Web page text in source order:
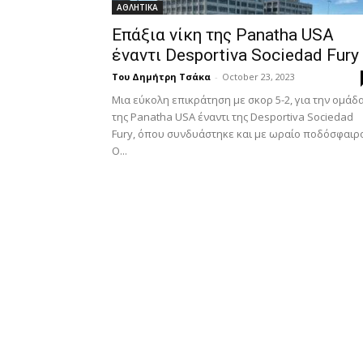
ΑΘΛΗΤΙΚΑ
Επάξια νίκη της Panatha USA
έναντι Desportiva Sociedad Fury
Του Δημήτρη Τσάκα - October 23, 2023
Μια εύκολη επικράτηση με σκορ 5-2, για την
της Panatha USA έναντι της Desportiva Sociedad
Fury, όπου συνδυάστηκε και με ωραίο
Ο...